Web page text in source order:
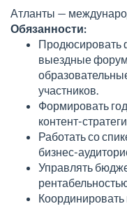
Атланты —
Обязанности:
Продюсировать
выездные
участников.
Формировать
контент-
Работать со
бизнес-
Управлять